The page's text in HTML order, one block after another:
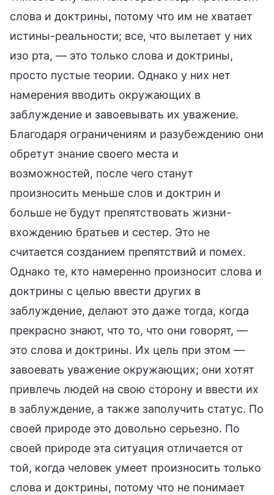
слова и доктрины, потому что им не хватает
истины-реальности; все, что вылетает у них
изо рта, — это только слова и доктрины,
просто пустые теории. Однако у них нет
намерения вводить окружающих в
заблуждение и завоевывать их уважение.
Благодаря ограничениям и разубеждению они
обретут знание своего места и
возможностей, после чего станут
произносить меньше слов и доктрин и
больше не будут препятствовать жизни-
вхождению братьев и сестер. Это не
считается созданием препятствий и помех.
Однако те, кто намеренно произносит слова и
доктрины с целью ввести других в
заблуждение, делают это даже тогда, когда
прекрасно знают, что то, что они говорят, —
это слова и доктрины. Их цель при этом —
завоевать уважение окружающих; они хотят
привлечь людей на свою сторону и ввести их
в заблуждение, а также заполучить статус. По
своей природе это довольно серьезно. По
своей природе эта ситуация отличается от
той, когда человек умеет произносить только
слова и доктрины, потому что не понимает